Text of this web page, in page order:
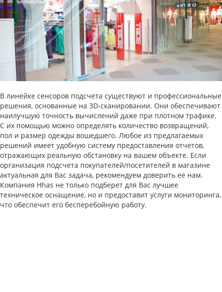
В линейке сенсоров подсчета существуют и профессиональные
решения, основанные на 3D-сканировании. Они обеспечивают
наилучшую точность вычислений даже при плотном трафике.
С их помощью можно определять количество возвращений,
пол и размер одежды вошедшего. Любое из предлагаемых
решений имеет удобную систему предоставления отчетов,
отражающих реальную обстановку на вашем объекте. Если
организация подсчета покупателей/посетителей в магазине
актуальная для Вас задача, рекомендуем доверить ее нам.
Компания Hhas не только подберет для Вас лучшее
техническое оснащение, но и предоставит услуги мониторинга,
что обеспечит его бесперебойную работу.